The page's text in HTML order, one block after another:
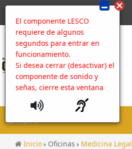
El componente LESCO
requiere de algunos
segundos para entrar en
funcionamiento.
Si desea cerrar (desactivar) el
componente de sonido y
señas, cierre esta ventana
MENU
Inicio Oficinas Medicina Legal